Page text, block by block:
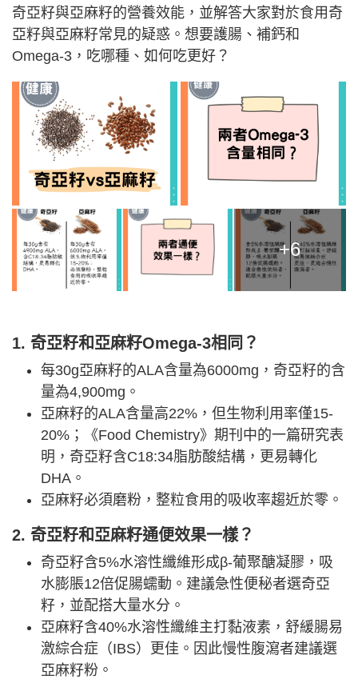
奇亞籽與亞麻籽的營養效能，並解答大家對於食用奇
亞籽與亞麻籽常見的疑惑。想要護腸、補鈣和
Omega-3，吃哪種、如何吃更好？
+6
1. 奇亞籽和亞麻籽Omega-3相同？
每30g亞麻籽的ALA含量為6000mg，奇亞籽的含
量為4,900mg。
亞麻籽的ALA含量高22%，但生物利用率僅15-
20%；《Food Chemistry》期刊中的一篇研究表
明，奇亞籽含C18:34脂肪酸結構，更易轉化
DHA。
亞麻籽必須磨粉，整粒食用的吸收率趨近於零。
2. 奇亞籽和亞麻籽通便效果一樣？
奇亞籽含5%水溶性纖維形成β-葡聚醣凝膠，吸
水膨脹12倍促腸蠕動。建議急性便秘者選奇亞
籽，並配搭大量水分。
亞麻籽含40%水溶性纖維主打黏液素，舒緩腸易
激綜合症（IBS）更佳。因此慢性腹瀉者建議選
亞麻籽粉。